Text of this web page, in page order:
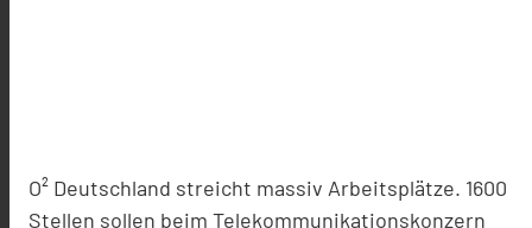
O² Deutschland streicht massiv Arbeitsplätze. 1600
Stellen sollen beim Telekommunikationskonzern